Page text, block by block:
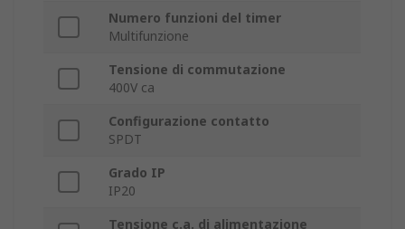
Numero funzioni del timer
Multifunzione
Tensione di commutazione
400V ca
Configurazione contatto
SPDT
Grado IP
IP20
Tensione c.a. di alimentazione